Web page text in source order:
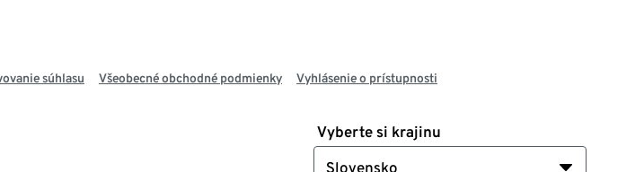
súhlasu Všeobecné obchodné podmienky Vyhlásenie o prístupnosti
Vyberte si krajinu
Slovensko